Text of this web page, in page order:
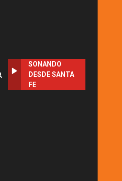
SONANDO
DESDE SANTA
FE